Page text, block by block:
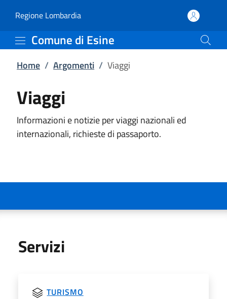
Viaggi | Comune di
Regione Lombardia(apre in un'altra scheda).
Comune di Esine
Home / Argomenti / Viaggi
Viaggi
Informazioni e notizie per viaggi nazionali ed
internazionali, richieste di passaporto.
Servizi
TURISMO